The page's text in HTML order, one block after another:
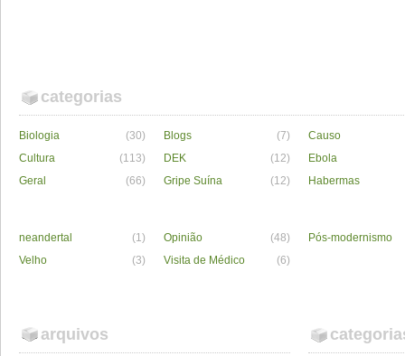
categorias
Biologia (30) Blogs (7)
Causo
Cultura
(113) DEK (12)
Ebola
Geral
(66) Gripe Suína (12) Habermas
neandertal (1) Opinião (48)
Pós-modernismo
Velho
(3) Visita de Médico (6)
arquivos